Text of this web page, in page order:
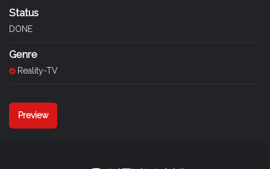
Status
DONE
Genre
Reality-TV
Preview